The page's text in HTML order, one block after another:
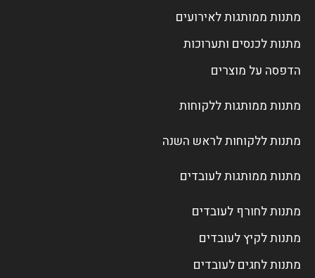
מתנות ממותגות לאירועים
מתנות לכנסים ותערוכות
הדפסה על מוצרים
מתנות ממותגות ללקוחות
מתנות ללקוחות לראש השנה
מתנות ממותגות לעובדים
מתנות לחורף לעובדים
מתנות לקיץ לעובדים
מתנות לחגים לעובדים